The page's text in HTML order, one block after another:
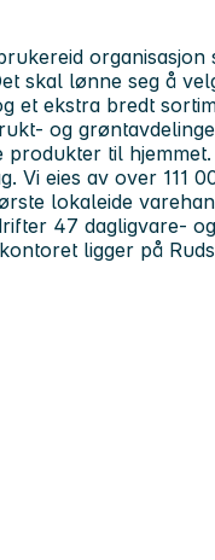
organisasjon
skal lønne seg å
et ekstra bredt
og
produkter til hjemmet.
Vi eies av over 111
lokaleide
47 dagligvare- og
ligger på